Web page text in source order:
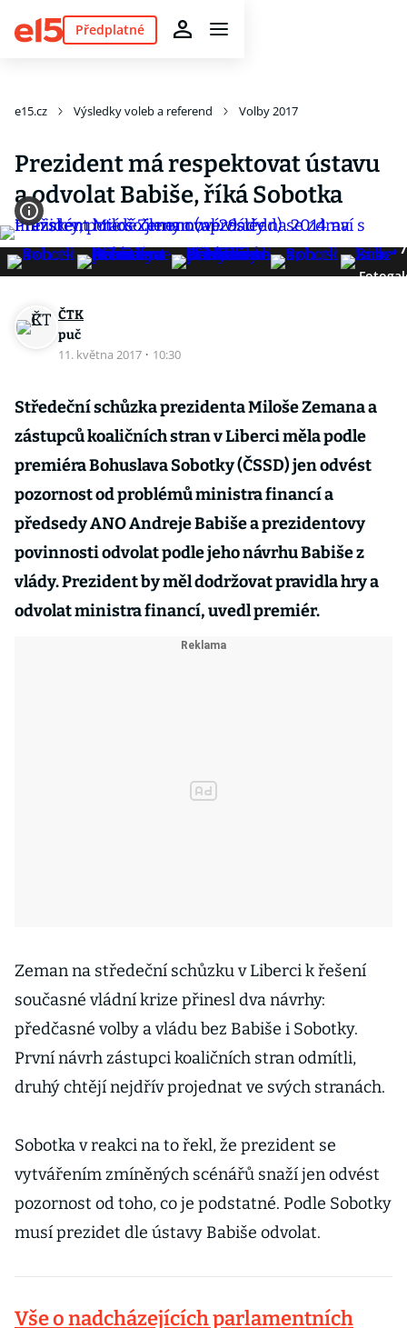
Předplatné
e15.cz Výsledky voleb a referend Volby 2017
Prezident má respektovat ústavu
a odvolat Babiše, říká Sobotka
7
ČTK
puč
11. května 2017 · 10:30
Středeční schůzka prezidenta Miloše Zemana a
zástupců koaličních stran v Liberci měla podle
premiéra Bohuslava Sobotky (ČSSD) jen odvést
pozornost od problémů ministra financí a
předsedy ANO Andreje Babiše a prezidentovy
povinnosti odvolat podle jeho návrhu Babiše z
vlády. Prezident by měl dodržovat pravidla hry a
odvolat ministra financí, uvedl premiér.
Zeman na středeční schůzku v Liberci k řešení
současné vládní krize přinesl dva návrhy:
předčasné volby a vládu bez Babiše i Sobotky.
První návrh zástupci koaličních stran odmítli,
druhý chtějí nejdřív projednat ve svých stranách.
Sobotka v reakci na to řekl, že prezident se
vytvářením zmíněných scénářů snaží jen odvést
pozornost od toho, co je podstatné. Podle Sobotky
musí prezidet dle ústavy Babiše odvolat.
Vše o nadcházejících parlamentních